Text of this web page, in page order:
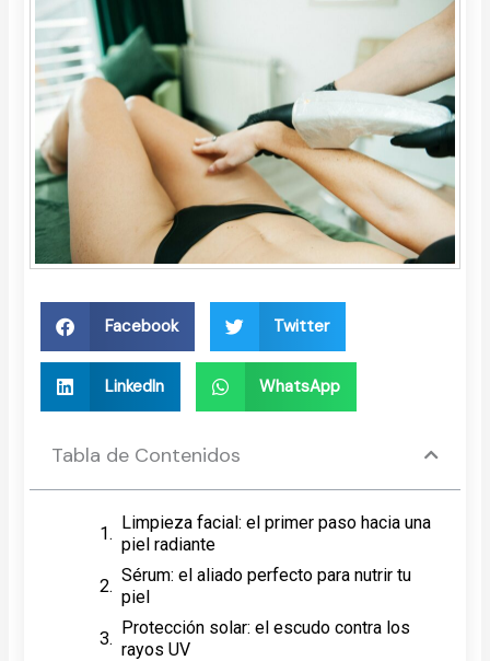
Facebook Twitter
LinkedIn WhatsApp
Tabla de Contenidos
Limpieza facial: el primer paso hacia una
piel radiante
Sérum: el aliado perfecto para nutrir tu
piel
Protección solar: el escudo contra los
rayos UV